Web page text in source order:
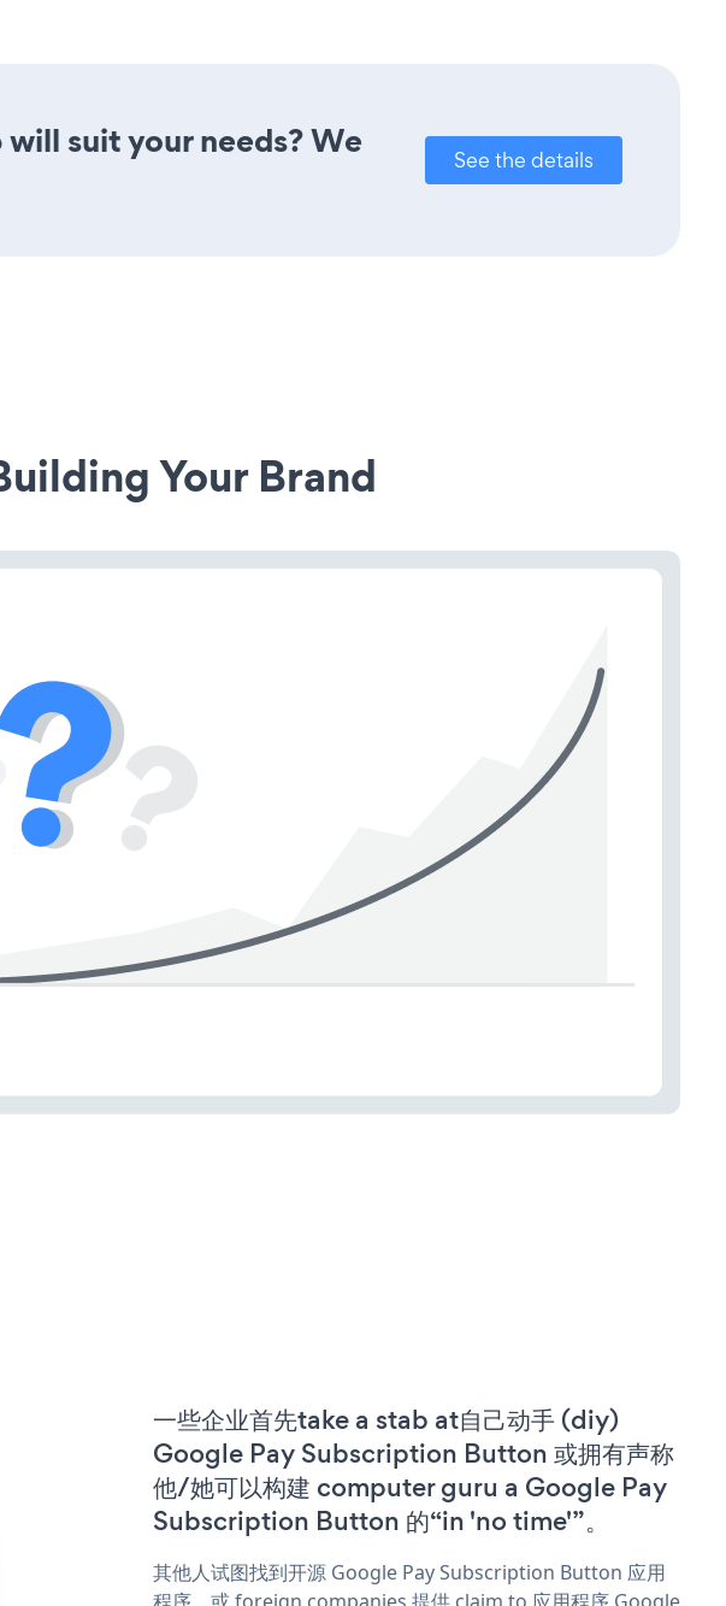
suit your needs? We
See the details
Your Brand
一些企业首先take a stab at自己动手 (diy)
Google Pay Subscription Button 或拥有声称
他/她可以构建 computer guru a Google Pay
Subscription Button 的“in 'no time'”。
其他人试图找到开源 Google Pay Subscription Button 应用